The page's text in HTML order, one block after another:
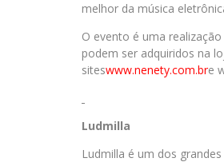
melhor da música
O evento é uma realização
podem ser adquiridos na
siteswww.nenety.com.bre
Ludmilla
Ludmilla é um dos